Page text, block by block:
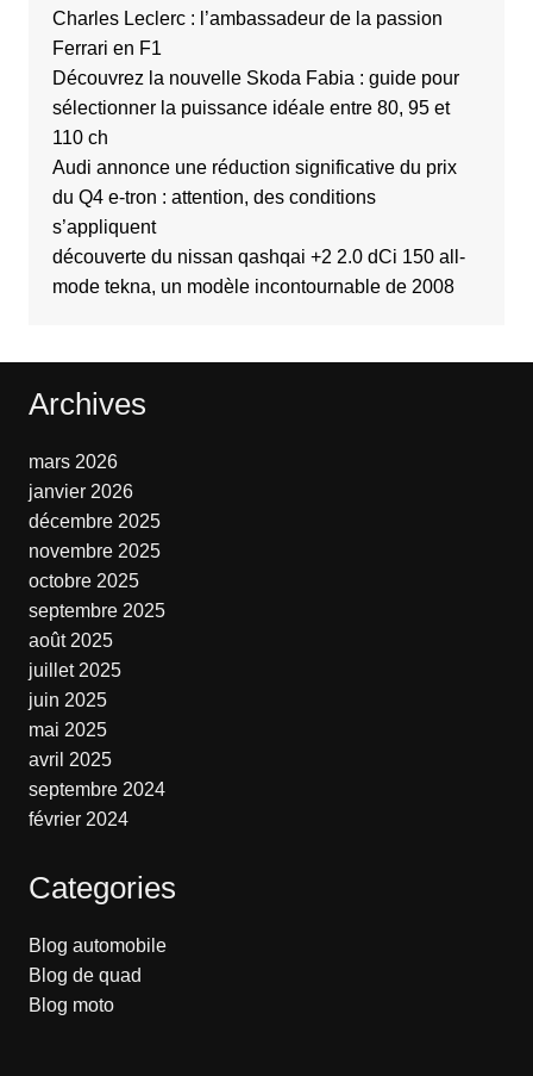
Charles Leclerc : l’ambassadeur de la passion
Ferrari en F1
Découvrez la nouvelle Skoda Fabia : guide pour
sélectionner la puissance idéale entre 80, 95 et
110 ch
Audi annonce une réduction significative du prix
du Q4 e-tron : attention, des conditions
s’appliquent
découverte du nissan qashqai +2 2.0 dCi 150 all-
mode tekna, un modèle incontournable de 2008
Archives
mars 2026
janvier 2026
décembre 2025
novembre 2025
octobre 2025
septembre 2025
août 2025
juillet 2025
juin 2025
mai 2025
avril 2025
septembre 2024
février 2024
Categories
Blog automobile
Blog de quad
Blog moto